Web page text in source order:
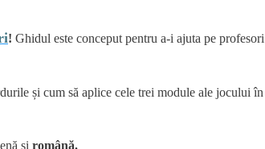
! Ghidul este conceput pentru a-i ajuta pe profesori
și cum să aplice cele trei module ale jocului în
și română.